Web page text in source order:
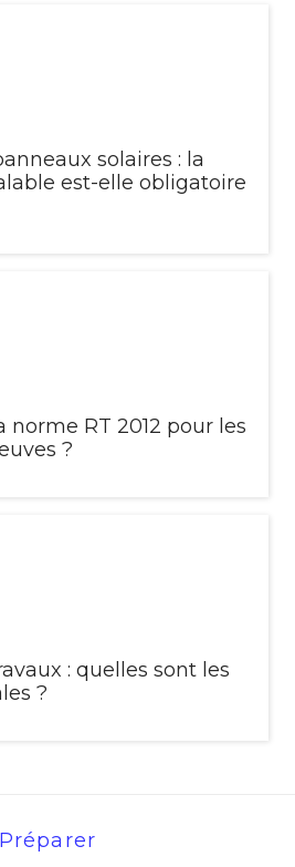
solaires : la
est-elle obligatoire
norme RT 2012 pour les
?
: quelles sont les
?
Préparer